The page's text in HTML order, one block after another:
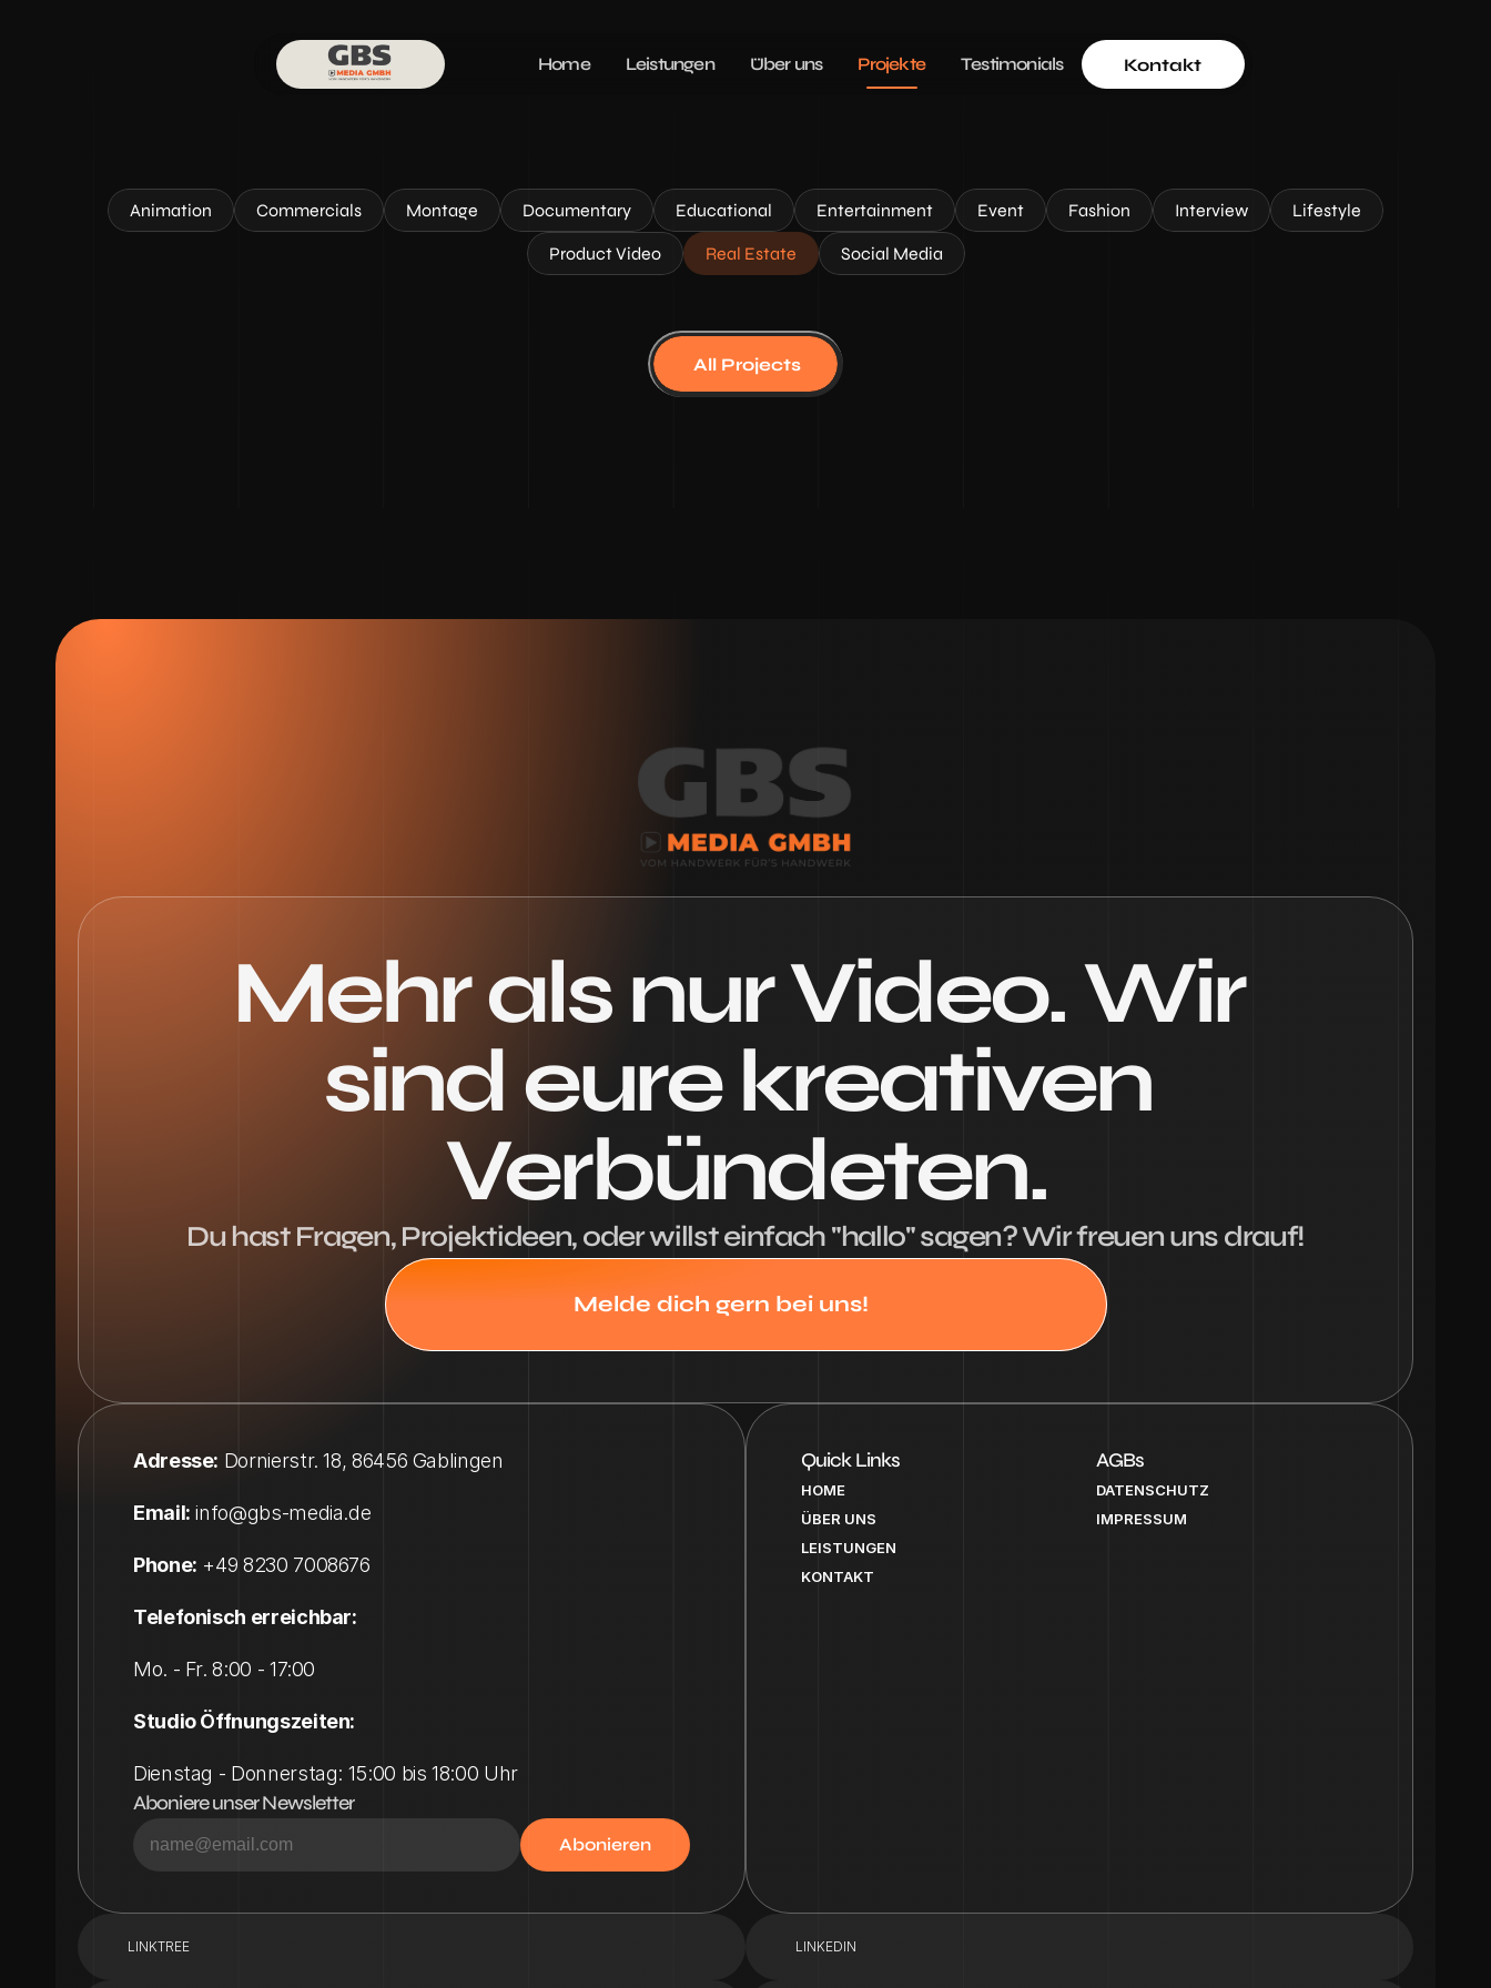
Animation Commercials Montage Documentary Educational Entertainment Event Fashion Interview Lifestyle
Product Video Real Estate Social Media
All Projects
Home Leistungen Über uns Projekte Testimonials Kontakt
Mehr als nur Video. Wir
sind eure kreativen
Verbündeten.
Du hast Fragen, Projektideen, oder willst einfach "hallo" sagen? Wir freuen uns drauf!
Melde dich gern bei uns!
Adresse: Dornierstr. 18, 86456 Gablingen
Email: info@gbs-media.de
Phone: +49 8230 7008676
Telefonisch erreichbar:
Mo. - Fr. 8:00 - 17:00
Studio Öffnungszeiten:
Dienstag - Donnerstag: 15:00 bis 18:00 Uhr
Aboniere unser Newsletter
Quick Links
HOME
ÜBER UNS
LEISTUNGEN
KONTAKT
AGBs
DATENSCHUTZ
IMPRESSUM
LINKTREE LINKEDIN